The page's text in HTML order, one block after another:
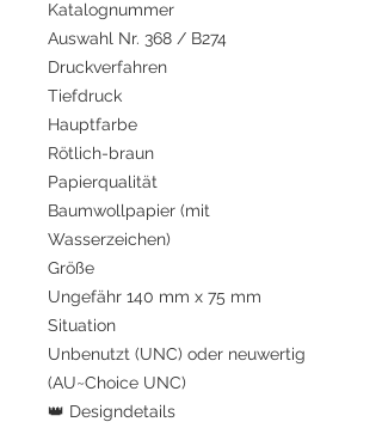
Katalognummer
Auswahl Nr. 368 / B274
Druckverfahren
Tiefdruck
Hauptfarbe
Rötlich-braun
Papierqualität
Baumwollpapier (mit
Wasserzeichen)
Größe
Ungefähr 140 mm x 75 mm
Situation
Unbenutzt (UNC) oder neuwertig
(AU~Choice UNC)
👑 Designdetails